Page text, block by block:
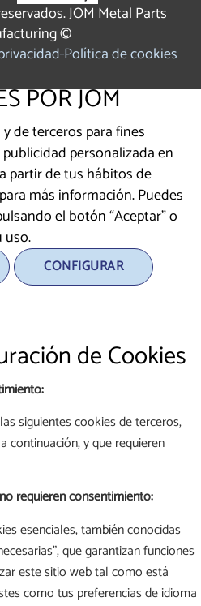
JOM Metal Parts
©
Política de cookies
POR JOM
de terceros para fines
personalizada en
partir de tus hábitos de
para más información. Puedes
el botón “Aceptar” o
uso.
CONFIGURAR
de Cookies
siguientes cookies de terceros,
continuación, y que requieren
requieren consentimiento:
esenciales, también conocidas
que garantizan funciones
este sitio web tal como está
como tus preferencias de idioma